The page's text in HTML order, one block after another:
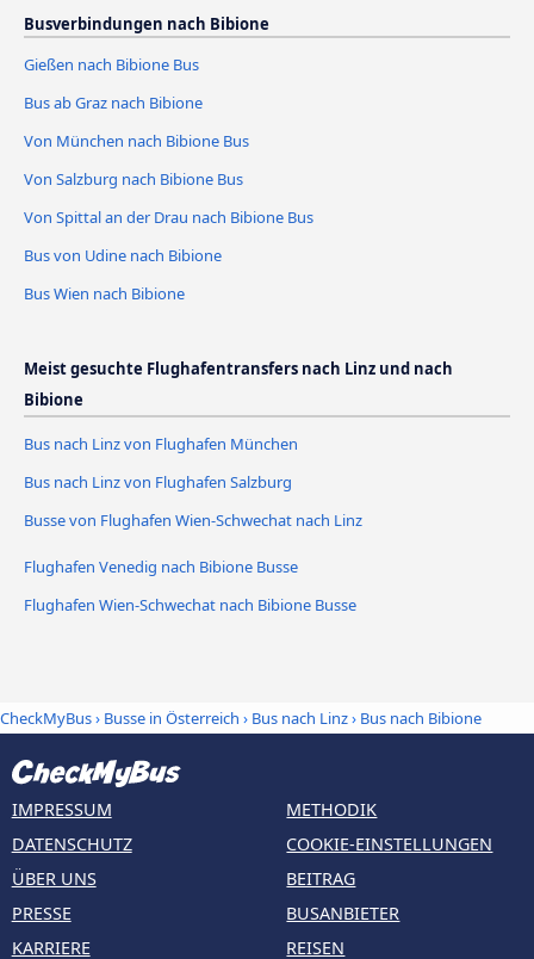
Busverbindungen nach Bibione
Gießen nach Bibione Bus
Bus ab Graz nach Bibione
Von München nach Bibione Bus
Von Salzburg nach Bibione Bus
Von Spittal an der Drau nach Bibione Bus
Bus von Udine nach Bibione
Bus Wien nach Bibione
Meist gesuchte Flughafentransfers nach Linz und nach
Bibione
Bus nach Linz von Flughafen München
Bus nach Linz von Flughafen Salzburg
Busse von Flughafen Wien-Schwechat nach Linz
Flughafen Venedig nach Bibione Busse
Flughafen Wien-Schwechat nach Bibione Busse
CheckMyBus› Busse in Österreich › Bus nach Linz› Bus nach Bibione
IMPRESSUM
DATENSCHUTZ
ÜBER UNS
PRESSE
KARRIERE
METHODIK
COOKIE-EINSTELLUNGEN
BEITRAG
BUSANBIETER
REISEN